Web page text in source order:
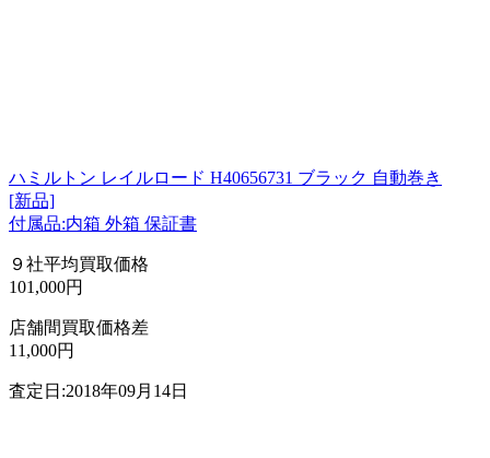
ハミルトン レイルロード H40656731 ブラック 自動巻き
[新品]
付属品:内箱 外箱 保証書
９社平均買取価格
101,000円
店舗間買取価格差
11,000円
査定日:2018年09月14日